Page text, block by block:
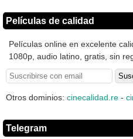
Películas de calidad
Películas online en excelente
1080p, audio latino, gratis, sin
Otros dominios: cinecalidad.re -
Telegram